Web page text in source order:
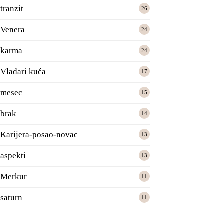
tranzit 26
Venera 24
karma 24
Vladari kuća 17
mesec 15
brak 14
Karijera-posao-novac 13
aspekti 13
Merkur 11
saturn 11